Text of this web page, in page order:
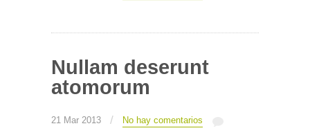
Nullam deserunt
atomorum
21 Mar 2013 / No hay comentarios